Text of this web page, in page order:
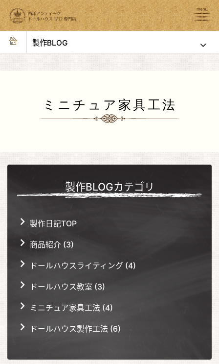
製作BLOG
ミニチュア家具工法
製作BLOGカテゴリ
製作日記TOP
商品紹介 (3)
ドールハウスライティング (4)
ドールハウス教室 (3)
ミニチュア家具工法 (4)
ドールハウス製作工法 (6)